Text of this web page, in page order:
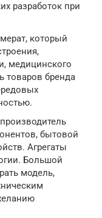
разработок при
который
медицинского
товаров бренда
бытовой
Агрегаты
Большой
модель,